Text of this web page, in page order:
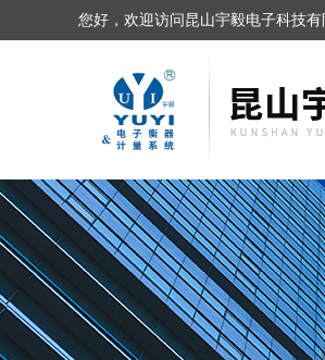
您好，欢迎访问昆山宇毅电子科技有